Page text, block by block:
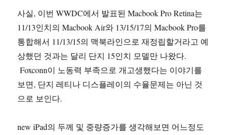
사실, 이번 WWDC에서 발표된 Macbook Pro Retina는
11/13인치의 Macbook Air와 13/15/17의 Macbook Pro를
통합해서 11/13/15의 맥북라인으로 재정립할거라고 예
상했던 것과는 달리 단지 15인치 모델만 나왔다.
Foxconn이 노동력 부족으로 개고생했다는 이야기를
보면, 단지 레티나 디스플레이의 수율문제는 아닌 것
으로 보인다.
new iPad의 두께 및 중량증가를 생각해보면 어느정도